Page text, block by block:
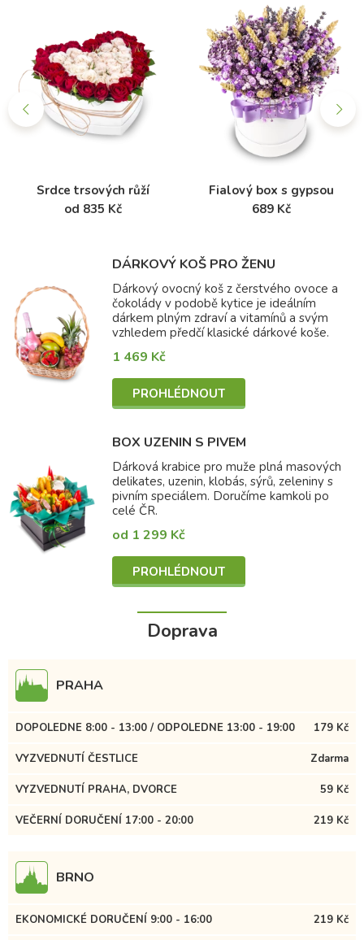
Srdce trsových růží
od 835 Kč
Fialový box s gypsou
689 Kč
DÁRKOVÝ KOŠ PRO ŽENU
Dárkový ovocný koš z čerstvého ovoce a
čokolády v podobě kytice je ideálním
dárkem plným zdraví a vitamínů a svým
vzhledem předčí klasické dárkové koše.
1 469 Kč
PROHLÉDNOUT
BOX UZENIN S PIVEM
Dárková krabice pro muže plná masových
delikates, uzenin, klobás, sýrů, zeleniny s
pivním speciálem. Doručíme kamkoli po
celé ČR.
od 1 299 Kč
PROHLÉDNOUT
Doprava
PRAHA
DOPOLEDNE 8:00 - 13:00 / ODPOLEDNE 13:00 - 19:00 179 Kč
VYZVEDNUTÍ ČESTLICE Zdarma
VYZVEDNUTÍ PRAHA, DVORCE 59 Kč
VEČERNÍ DORUČENÍ 17:00 - 20:00 219 Kč
BRNO
EKONOMICKÉ DORUČENÍ 9:00 - 16:00 219 Kč